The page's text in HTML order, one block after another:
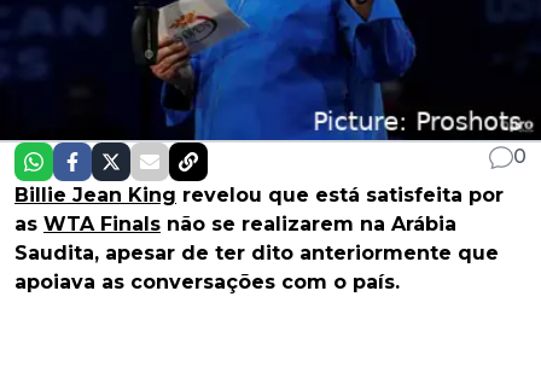
0
Billie Jean King revelou que está satisfeita por
as WTA Finals não se realizarem na Arábia
Saudita, apesar de ter dito anteriormente que
apoiava as conversações com o país.